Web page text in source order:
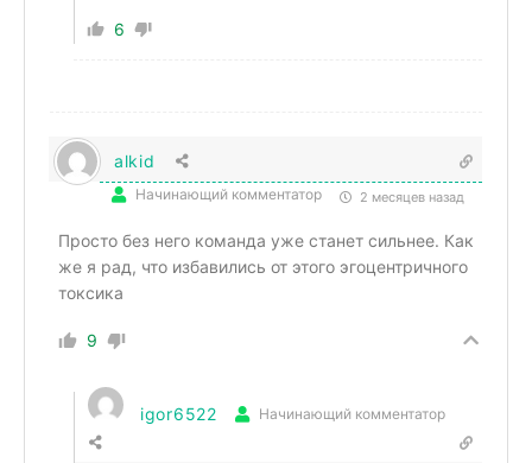
6
alkid
Начинающий комментатор 2 месяцев назад
Просто без него команда уже станет сильнее. Как
же я рад, что избавились от этого эгоцентричного
токсика
9
igor6522 Начинающий комментатор